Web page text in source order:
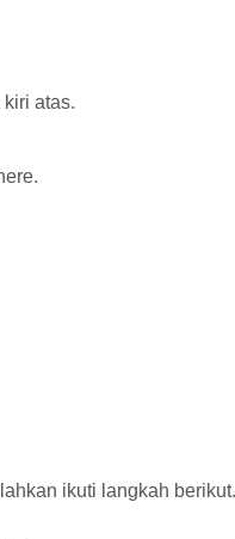
atas.
ikuti langkah berikut.